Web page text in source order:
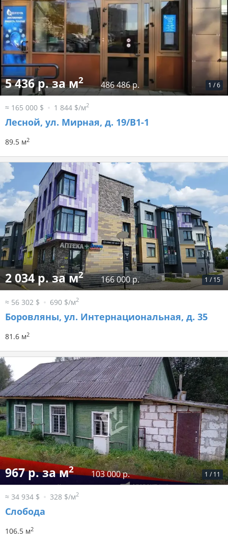
1 /6
5 436 р. за м2 486 486 р.
≈ 165 000 $ 1 844 $/м2
Лесной, ул. Мирная, д. 19/В1-1
89.5 м2
1 / 15
2 034 р. за м2 166 000 р.
≈ 56 302 $ 690 $/м2
Боровляны, ул. Интернациональная, д. 35
81.6 м2
1 / 11
967 р. за м2 103 000 р.
≈ 34 934 $ 328 $/м2
Слобода
106.5 м2